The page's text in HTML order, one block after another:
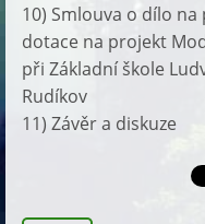
10) Smlouva o dílo
dotace na projekt
při Základní škole
Rudíkov
11) Závěr a diskuze